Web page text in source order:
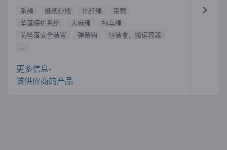
系绳 缝纫纱线 化纤绳
吊索
坠落保护系统
大麻绳
拖车绳
防坠落安全装置
弹簧钩
包装盒，搬运容器
...
更多信息-
该供应商的产品